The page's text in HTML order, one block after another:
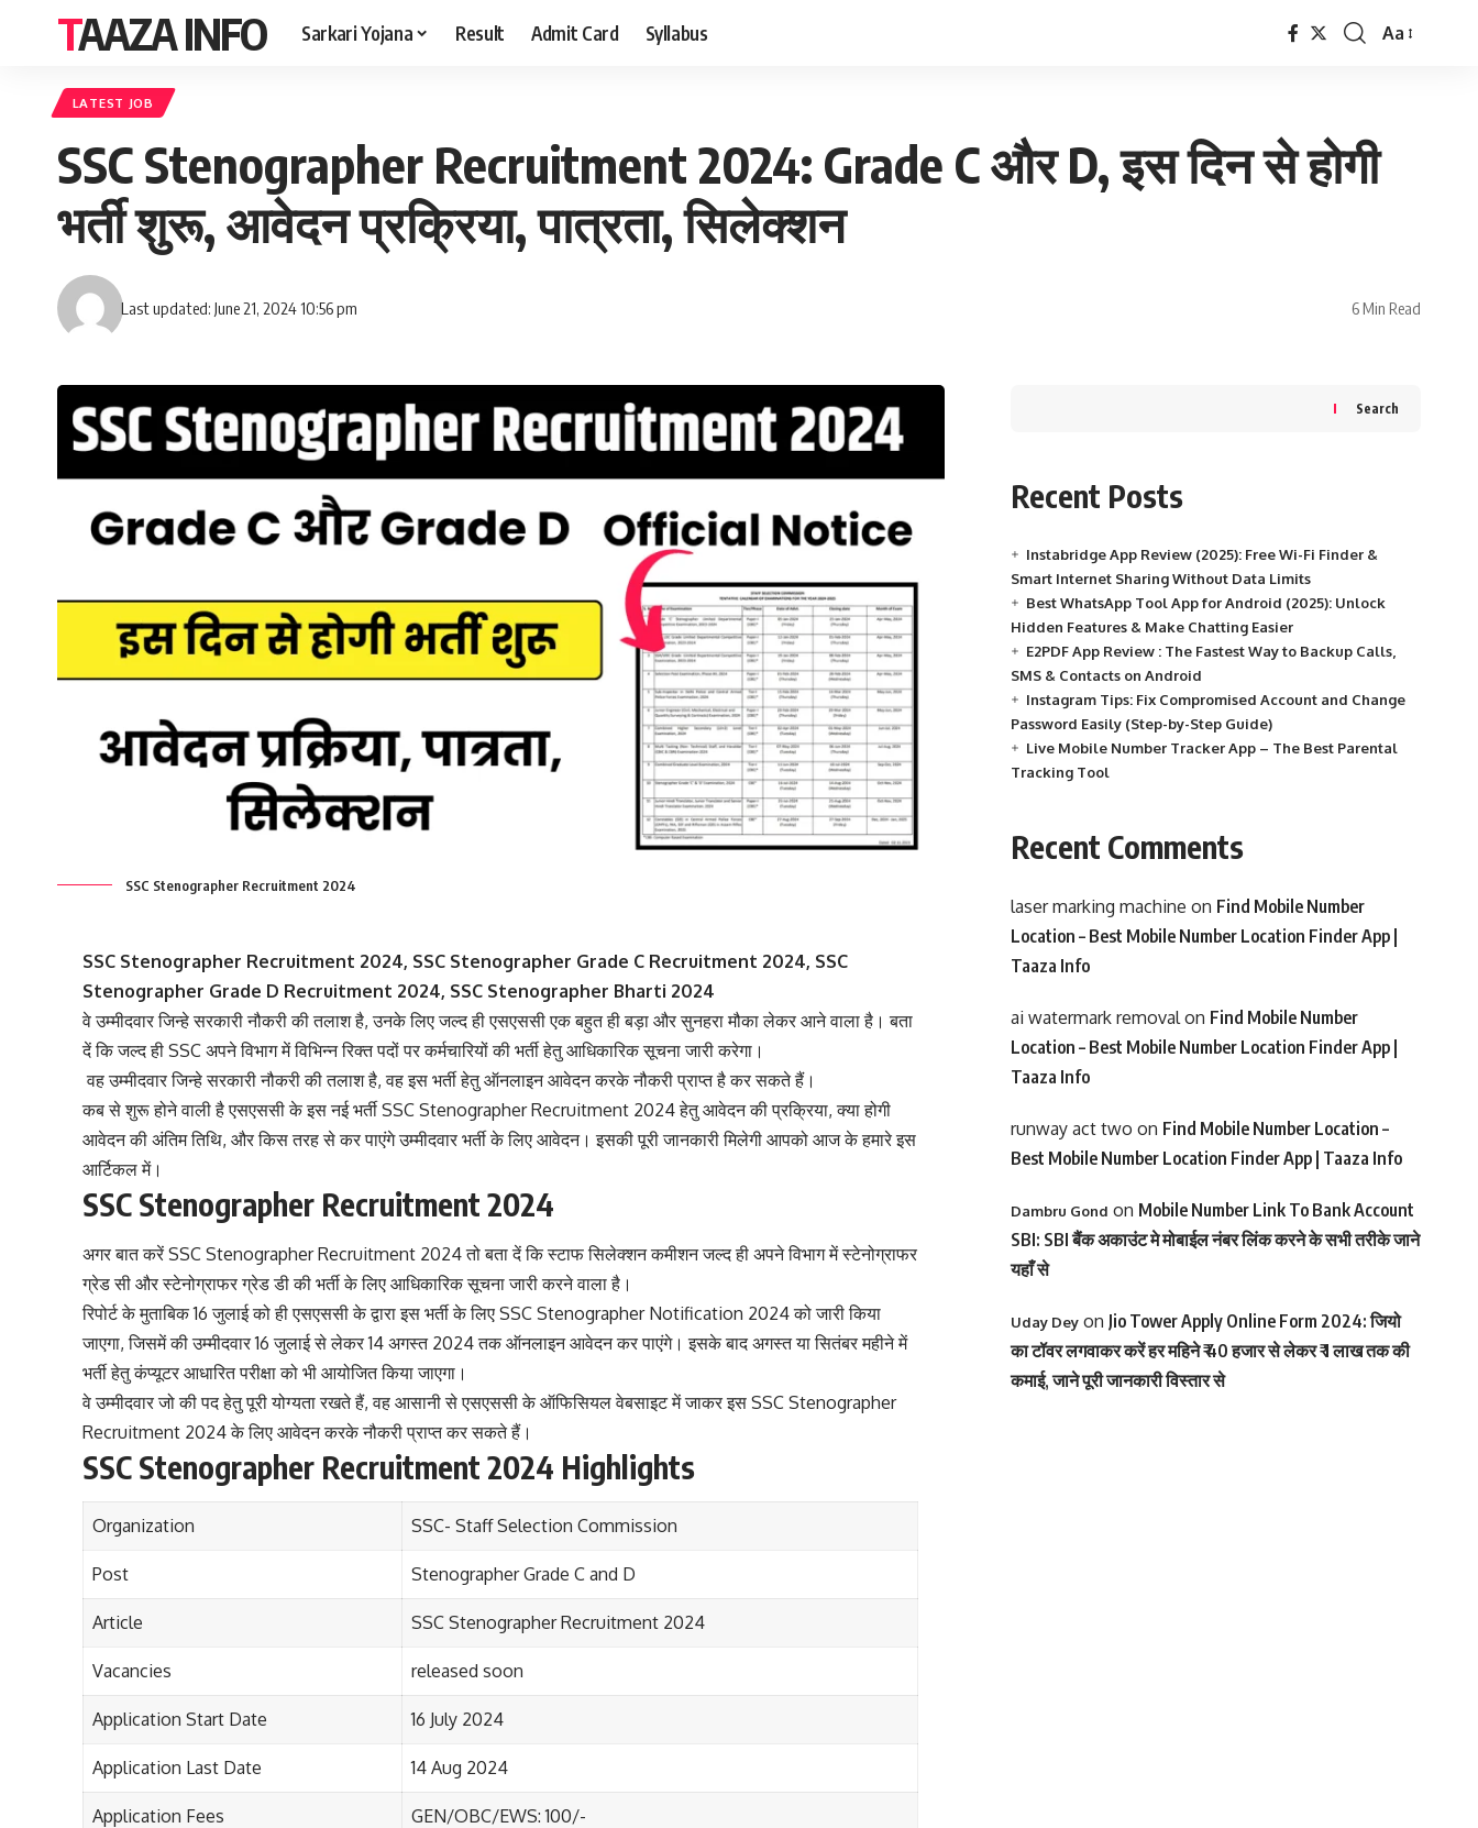
TAAZA INFO Sarkari Yojana Result Admit Card Syllabus
Font
Aa
LATEST JOB
SSC Stenographer Recruitment 2024: Grade C और D, इस दिन से होगी
भर्ती शुरू, आवेदन प्रक्रिया, पात्रता, सिलेक्शन
Last updated: June 21, 2024 10:56 pm 6 Min Read
SSC Stenographer Recruitment 2024
SSC Stenographer Recruitment 2024, SSC Stenographer Grade C Recruitment 2024, SSC
Stenographer Grade D Recruitment 2024, SSC Stenographer Bharti 2024
वे उम्मीदवार जिन्हे सरकारी नौकरी की तलाश है, उनके लिए जल्द ही एसएससी एक बहुत ही बड़ा और सुनहरा मौका लेकर आने वाला है। बता
दें कि जल्द ही SSC अपने विभाग में विभिन्न रिक्त पदों पर कर्मचारियों की भर्ती हेतु आधिकारिक सूचना जारी करेगा।
वह उम्मीदवार जिन्हे सरकारी नौकरी की तलाश है, वह इस भर्ती हेतु ऑनलाइन आवेदन करके नौकरी प्राप्त है कर सकते हैं।
कब से शुरू होने वाली है एसएससी के इस नई भर्ती SSC Stenographer Recruitment 2024 हेतु आवेदन की प्रक्रिया, क्या होगी
आवेदन की अंतिम तिथि, और किस तरह से कर पाएंगे उम्मीदवार भर्ती के लिए आवेदन। इसकी पूरी जानकारी मिलेगी आपको आज के हमारे इस
आर्टिकल में।
SSC Stenographer Recruitment 2024
अगर बात करें SSC Stenographer Recruitment 2024 तो बता दें कि स्टाफ सिलेक्शन कमीशन जल्द ही अपने विभाग में स्टेनोग्राफर
ग्रेड सी और स्टेनोग्राफर ग्रेड डी की भर्ती के लिए आधिकारिक सूचना जारी करने वाला है।
रिपोर्ट के मुताबिक 16 जुलाई को ही एसएससी के द्वारा इस भर्ती के लिए SSC Stenographer Notification 2024 को जारी किया
जाएगा, जिसमें की उम्मीदवार 16 जुलाई से लेकर 14 अगस्त 2024 तक ऑनलाइन आवेदन कर पाएंगे। इसके बाद अगस्त या सितंबर महीने में
भर्ती हेतु कंप्यूटर आधारित परीक्षा को भी आयोजित किया जाएगा।
वे उम्मीदवार जो की पद हेतु पूरी योग्यता रखते हैं, वह आसानी से एसएससी के ऑफिसियल वेबसाइट में जाकर इस SSC Stenographer
Recruitment 2024 के लिए आवेदन करके नौकरी प्राप्त कर सकते हैं।
SSC Stenographer Recruitment 2024 Highlights
Organization SSC- Staff Selection Commission
Post Stenographer Grade C and D
Article SSC Stenographer Recruitment 2024
Vacancies released soon
Application Start Date 16 July 2024
Application Last Date 14 Aug 2024
Application Fees
GEN/OBC/EWS: 100/-
Search
Recent Posts
Instabridge App Review (2025): Free Wi-Fi Finder &
Smart Internet Sharing Without Data Limits
Best WhatsApp Tool App for Android (2025): Unlock
Hidden Features & Make Chatting Easier
E2PDF App Review : The Fastest Way to Backup Calls,
SMS & Contacts on Android
Instagram Tips: Fix Compromised Account and Change
Password Easily (Step-by-Step Guide)
Live Mobile Number Tracker App – The Best Parental
Tracking Tool
Recent Comments
laser marking machine on Find Mobile Number
Location – Best Mobile Number Location Finder App |
Taaza Info
ai watermark removalon Find Mobile Number
Location – Best Mobile Number Location Finder App |
Taaza Info
runway act two on Find Mobile Number Location –
Best Mobile Number Location Finder App | Taaza Info
Dambru Gond on Mobile Number Link To Bank Account
SBI: SBI बैंक अकाउंट मे मोबाईल नंबर लिंक करने के सभी तरीके जाने
यहाँ से
Uday Deyon Jio Tower Apply Online Form 2024: जियो
का टॉवर लगवाकर करें हर महिने ₹ 40 हजार से लेकर ₹ 1 लाख तक की
कमाई, जाने पूरी जानकारी विस्तार से